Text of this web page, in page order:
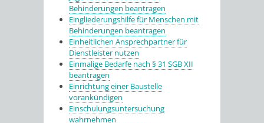
Behinderungen beantragen
Eingliederungshilfe für Menschen mit
Behinderungen beantragen
Einheitlichen Ansprechpartner für
Dienstleister nutzen
Einmalige Bedarfe nach § 31 SGB XII
beantragen
Einrichtung einer Baustelle
vorankündigen
Einschulungsuntersuchung
wahrnehmen